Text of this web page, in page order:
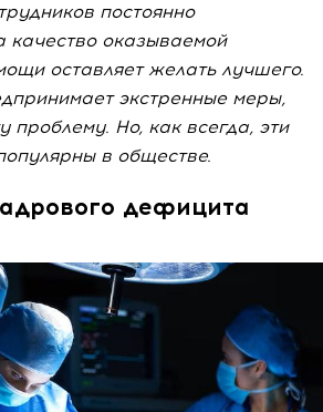
постоянно
качество оказываемой
оставляет желать лучшего.
экстренные меры,
проблему. Но, как всегда, эти
в обществе.
дефицита